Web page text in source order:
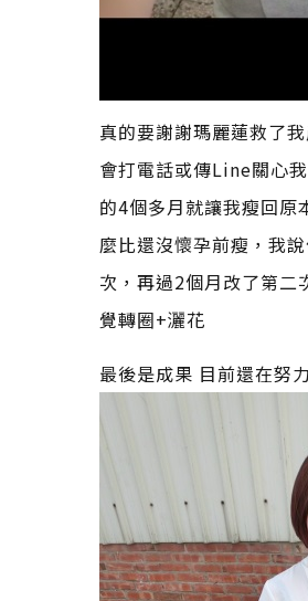
真的要謝謝瑪麗蓮救了
會打電話或傳Line關心
的4個多月就讓我瘦回原
麼比還沒懷孕前瘦，我
次，再過2個月改了第二
覺轉圈+灑花
最後是成果 目前還在努